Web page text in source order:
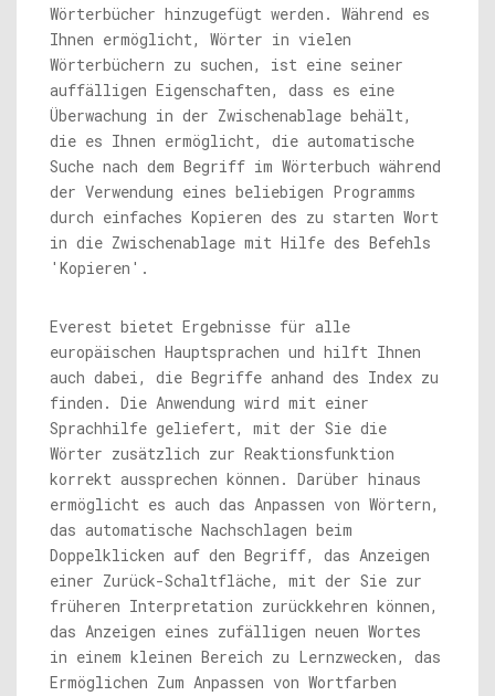
Wörterbücher hinzugefügt werden. Während es
Ihnen ermöglicht, Wörter in vielen
Wörterbüchern zu suchen, ist eine seiner
auffälligen Eigenschaften, dass es eine
Überwachung in der Zwischenablage behält,
die es Ihnen ermöglicht, die automatische
Suche nach dem Begriff im Wörterbuch während
der Verwendung eines beliebigen Programms
durch einfaches Kopieren des zu starten Wort
in die Zwischenablage mit Hilfe des Befehls
'Kopieren'.
Everest bietet Ergebnisse für alle
europäischen Hauptsprachen und hilft Ihnen
auch dabei, die Begriffe anhand des Index zu
finden. Die Anwendung wird mit einer
Sprachhilfe geliefert, mit der Sie die
Wörter zusätzlich zur Reaktionsfunktion
korrekt aussprechen können. Darüber hinaus
ermöglicht es auch das Anpassen von Wörtern,
das automatische Nachschlagen beim
Doppelklicken auf den Begriff, das Anzeigen
einer Zurück-Schaltfläche, mit der Sie zur
früheren Interpretation zurückkehren können,
das Anzeigen eines zufälligen neuen Wortes
in einem kleinen Bereich zu Lernzwecken, das
Ermöglichen Zum Anpassen von Wortfarben